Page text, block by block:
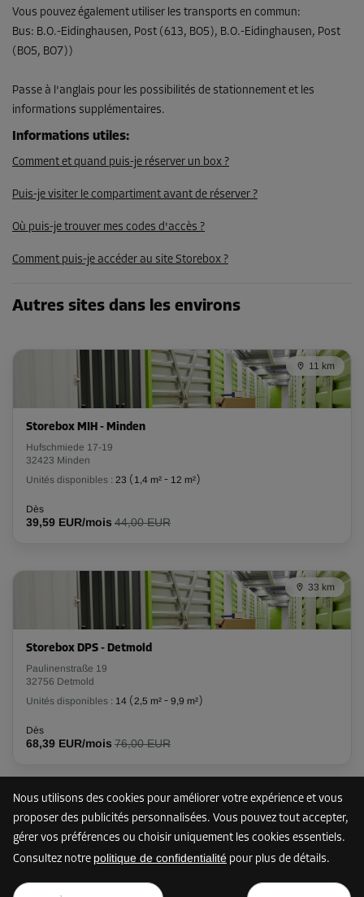
Nous utilisons des cookies pour améliorer votre expérience et vous
proposer des publicités personnalisées. Vous pouvez tout accepter,
gérer vos préférences ou choisir uniquement les cookies essentiels.
Consultez notre politique de confidentialité pour plus de détails.
Compartiment 12
Volume: 10,8 m³
3,8 Larg:
93,00 EUR/mois
Compartiment 13
Volume: 12,8 m³
Long:3,8m Larg:1,3m Haut:2,5m
106,00 EUR/mois
Compartiment 26
Surface: 2 m²
Volume: 5 m³
Long:1,7m Larg:1,2m Haut:2,5
Dès
47,00 EUR/mois
Compartiment 38
Surface: 9,1 m²
Volume: 22,8 m³
Long:5,3m Larg:1,7m
Dès
162,00 EUR/mois
Surface: 2,3 m²
Volume: 5,8 m³
Long: 1,9m Larg:1,2m Haut:2,5m
Dès
Vous pouvez également utiliser les transports en commun:
Bus: B.O.-Eidinghausen, Post (613, BO5), B.O.-Eidinghausen, Post
(BO5, BO7))
Passe à l'anglais pour les possibilités de stationnement et les
informations supplémentaires.
Informations utiles:
Comment et quand puis-je réserver un box ?
Puis-je visiter le compartiment avant de réserver ?
Où puis-je trouver mes codes d'accès ?
Comment puis-je accéder au site Storebox ?
Autres sites dans les environs
11 km
Storebox MIH - Minden
Hufschmiede 17-19
32423 Minden
Unités disponibles : 23 ( 1,4 m² - 12 m²)
Dès
39,59 EUR/mois 44,00 EUR
33 km
Storebox DPS - Detmold
Paulinenstraße 19
32756 Detmold
Unités disponibles : 14 (2,5 m² - 9,9 m²)
Dès
68,39 EUR/mois 76,00 EUR
AFFICHER LE PLAN